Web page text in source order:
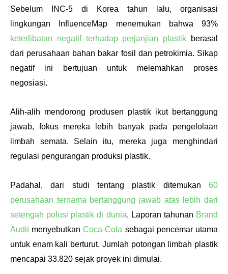
Sebelum INC-5 di Korea tahun lalu, organisasi
keterlibatan negatif terhadap perjanjian plastik berasal
dari perusahaan bahan bakar fosil dan petrokimia. Sikap
negatif ini bertujuan untuk melemahkan proses
negosiasi.
Alih-alih mendorong produsen plastik ikut bertanggung
jawab, fokus mereka lebih banyak pada pengelolaan
limbah semata. Selain itu, mereka juga menghindari
regulasi pengurangan produksi plastik.
Padahal, dari studi tentang plastik ditemukan 60
perusahaan ternama bertanggung jawab atas lebih dari
setengah polusi plastik di dunia. Laporan tahunan Brand
Audit menyebutkan Coca-Cola sebagai pencemar utama
untuk enam kali berturut. Jumlah potongan limbah plastik
mencapai 33.820 sejak proyek ini dimulai.